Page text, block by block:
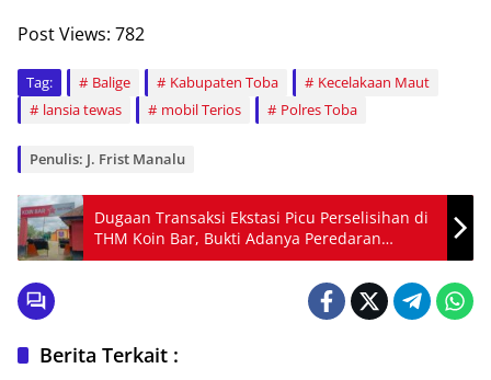
Post Views: 782
Tag: Balige Kabupaten Toba
Kecelakaan Maut
lansia tewas
mobil Terios Polres Toba
Penulis: J. Frist Manalu
Dugaan Transaksi Ekstasi Picu Perselisihan di
THM Koin Bar, Bukti Adanya Peredaran
Narkoba
Berita Terkait :